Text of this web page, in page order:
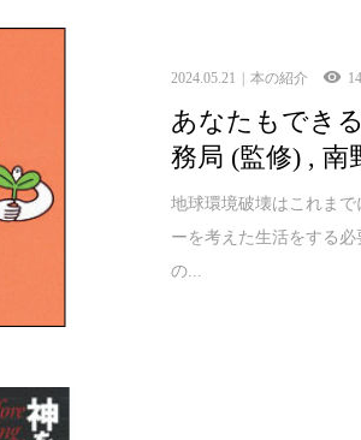
2024.05.21 本の紹介
あなたもでき
務局 (監修) , 南
地球環境破壊はこれま
ーを考えた生活をする
の...